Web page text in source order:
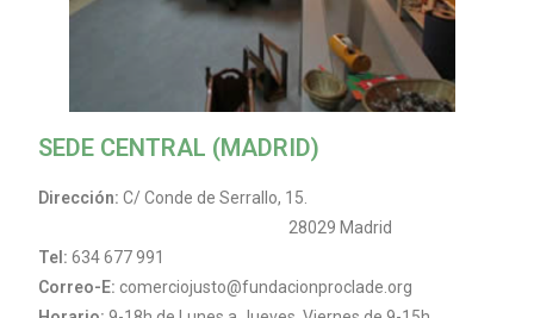
SEDE CENTRAL (MADRID)
Dirección: C/ Conde de Serrallo, 15.
28029 Madrid
Tel: 634 677 991
Correo-E: comerciojusto@fundacionproclade.org